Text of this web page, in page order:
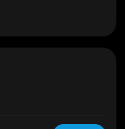
م ، و تتصل به يوميا أهم